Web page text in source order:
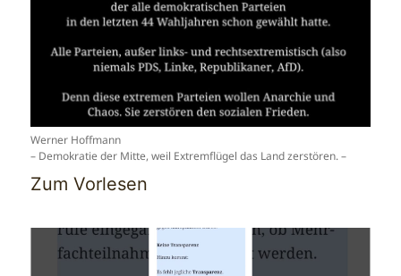
Werner Hoffmann
– Demokratie der Mitte, weil Extremflügel das Land zerstören. –
Zum Vorlesen